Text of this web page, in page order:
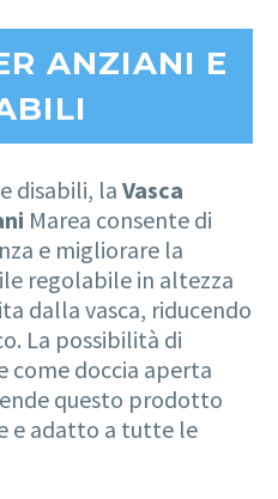
ANZIANI E
disabili, la Vasca
Marea consente di
e migliorare la
regolabile in altezza
dalla vasca, riducendo
La possibilità di
come doccia aperta
questo prodotto
e adatto a tutte le